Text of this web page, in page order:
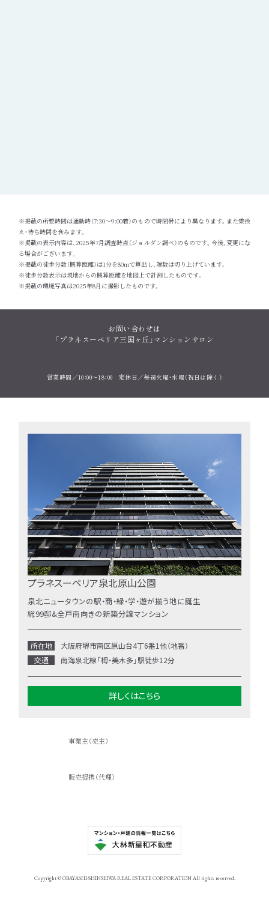
※掲載の所要時間は通勤時（7:30～9:00着）のもので時間帯により異なります。また乗換
え・待ち時間を含みます。
※掲載の表示内容は、2025年7月調査時点（ジョルダン調べ）のものです。今後、変更にな
る場合がございます。
※掲載の徒歩分数（概算距離）は1分を80mで算出し、端数は切り上げています。
※徒歩分数表示は現地からの概算距離を地図上で計測したものです。
※掲載の環境写真は2025年8月に撮影したものです。
お問い合わせは
「プラネスーペリア三国ヶ丘」マンションサロン
営業時間／10：00～18：00 定休日／毎週火曜・水曜（祝日は除く）
プラネスーペリア泉北原山公園
泉北ニュータウンの駅・商・緑・学・遊が揃う地に誕生
総99邸&全戸南向きの新築分譲マンション
所在地
大阪府堺市南区原山台4丁6番1他（地番）
交通
南海泉北線「栂・美木多」駅徒歩12分
詳しくはこちら
事業主（売主）
販売提携（代理）
Copyright © OBAYASHI-SHINSEIWA REAL ESTATE CORPORATION All rights reserved.